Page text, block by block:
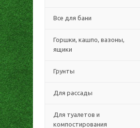
Все для бани
Горшки, кашпо, вазоны,
ящики
Грунты
Для рассады
Для туалетов и
компостирования